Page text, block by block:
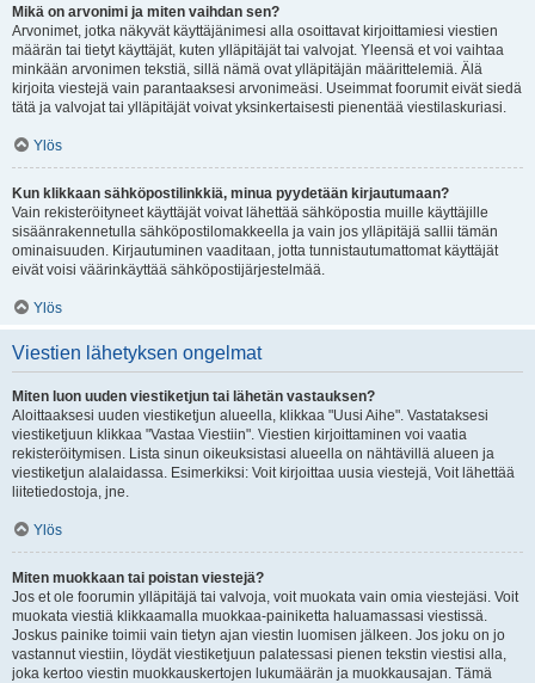
Mikä on arvonimi ja miten vaihdan sen?
Arvonimet, jotka näkyvät käyttäjänimesi alla osoittavat kirjoittamiesi viestien
määrän tai tietyt käyttäjät, kuten ylläpitäjät tai valvojat. Yleensä et voi vaihtaa
minkään arvonimen tekstiä, sillä nämä ovat ylläpitäjän määrittelemiä. Älä
kirjoita viestejä vain parantaaksesi arvonimeäsi. Useimmat foorumit eivät siedä
tätä ja valvojat tai ylläpitäjät voivat yksinkertaisesti pienentää viestilaskuriasi.
Ylös
Kun klikkaan sähköpostilinkkiä, minua pyydetään kirjautumaan?
Vain rekisteröityneet käyttäjät voivat lähettää sähköpostia muille käyttäjille
sisäänrakennetulla sähköpostilomakkeella ja vain jos ylläpitäjä sallii tämän
ominaisuuden. Kirjautuminen vaaditaan, jotta tunnistautumattomat käyttäjät
eivät voisi väärinkäyttää sähköpostijärjestelmää.
Ylös
Viestien lähetyksen ongelmat
Miten luon uuden viestiketjun tai lähetän vastauksen?
Aloittaaksesi uuden viestiketjun alueella, klikkaa "Uusi Aihe". Vastataksesi
viestiketjuun klikkaa "Vastaa Viestiin". Viestien kirjoittaminen voi vaatia
rekisteröitymisen. Lista sinun oikeuksistasi alueella on nähtävillä alueen ja
viestiketjun alalaidassa. Esimerkiksi: Voit kirjoittaa uusia viestejä, Voit lähettää
liitetiedostoja, jne.
Ylös
Miten muokkaan tai poistan viestejä?
Jos et ole foorumin ylläpitäjä tai valvoja, voit muokata vain omia viestejäsi. Voit
muokata viestiä klikkaamalla muokkaa-painiketta haluamassasi viestissä.
Joskus painike toimii vain tietyn ajan viestin luomisen jälkeen. Jos joku on jo
vastannut viestiin, löydät viestiketjuun palatessasi pienen tekstin viestisi alla,
joka kertoo viestin muokkauskertojen lukumäärän ja muokkausajan. Tämä